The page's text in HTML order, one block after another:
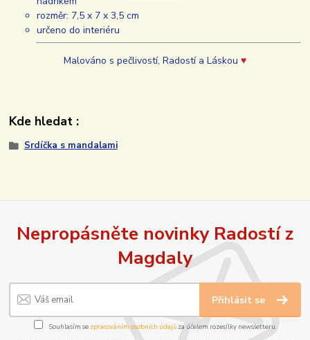
rozměr: 7,5 x 7 x 3,5 cm
určeno do interiéru
Malováno s pečlivostí, Radostí a Láskou ♥
Kde hledat :
Srdíčka s mandalami
Nepropásněte novinky Radostí z
Magdaly
Přihlásit se
Souhlasím se zpracováním osobních údajůza účelem rozesílky newsletteru.